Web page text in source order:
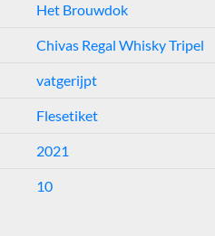
Het Brouwdok
Chivas Regal Whisky Tripel
vatgerijpt
Flesetiket
2021
10